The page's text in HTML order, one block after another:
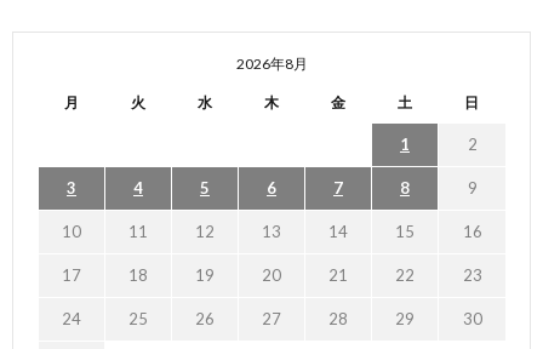
2026年8月
月 火 水 木 金 土 日
1 2
3 4 5 6 7 8 9
10 11 12 13 14 15 16
17 18 19 20 21 22 23
24 25 26 27 28 29 30